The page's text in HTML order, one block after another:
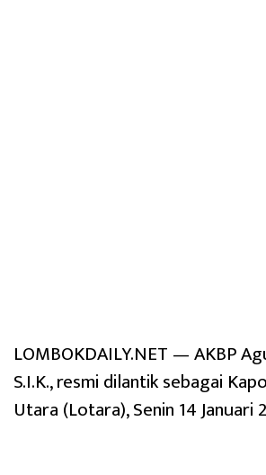
LOMBOKDAILY.NET — AKBP
S.I.K., resmi dilantik sebagai
Utara (Lotara), Senin 14 Januari